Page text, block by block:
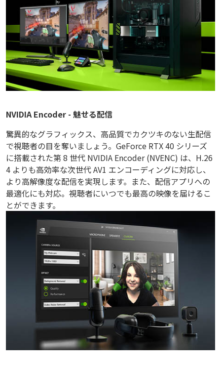
NVIDIA Encoder - 魅せる配信
驚異的なグラフィックス、高品質でカクツキのない生配信
で視聴者の目を奪いましょう。GeForce RTX 40 シリーズ
に搭載された第 8 世代 NVIDIA Encoder (NVENC) は、H.26
4 よりも高効率な次世代 AV1 エンコーディングに対応し、
より高解像度な配信を実現します。また、配信アプリへの
最適化にも対応。視聴者にいつでも最高の映像を届けるこ
とができます。